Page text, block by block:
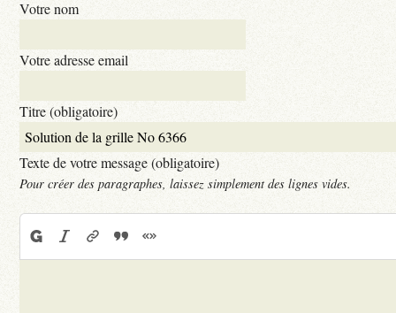
Votre nom
Votre adresse email
Titre (obligatoire)
Texte de votre message (obligatoire)
Pour créer des paragraphes, laissez simplement des lignes vides.